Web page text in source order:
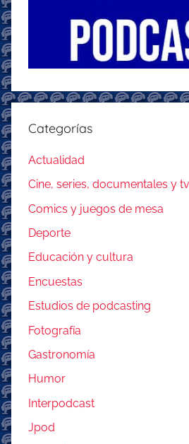
Categorías
Actualidad
Cine, series, documentales y tv
Comics y juegos de mesa
Deporte
Educación y cultura
Encuestas
Estudios de podcasting
Fotografía
Gastronomía
Humor
Interpodcast
Jpod